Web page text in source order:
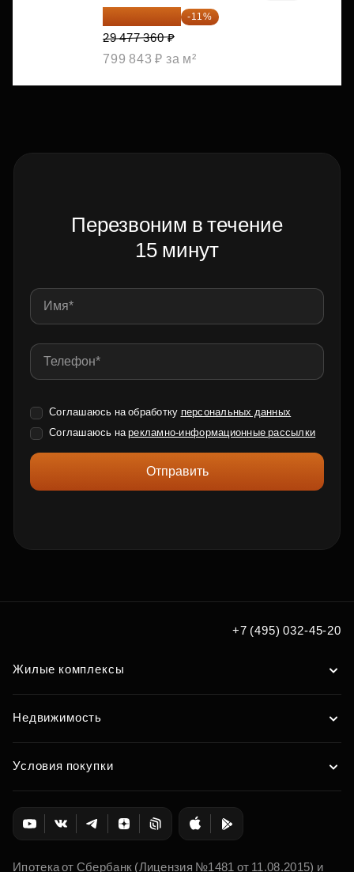
26 234 850 ₽ -11%
29 477 360 ₽
799 843 ₽ за м²
Перезвоним в течение
15 минут
Соглашаюсь на обработку персональных данных
Соглашаюсь нарекламно-информационные рассылки
Отправить
+7 (495) 032-45-20
Жилые комплексы
Недвижимость
Условия покупки
Ипотека от Сбербанк (Лицензия №1481 от 11.08.2015) и